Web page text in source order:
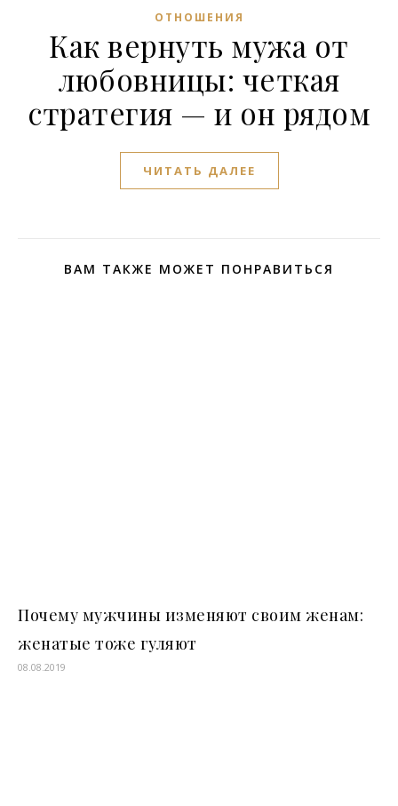
ОТНОШЕНИЯ
Как вернуть мужа от
любовницы: четкая
стратегия — и он рядом
ЧИТАТЬ ДАЛЕЕ
ВАМ ТАКЖЕ МОЖЕТ ПОНРАВИТЬСЯ
Почему мужчины изменяют своим женам:
женатые тоже гуляют
08.08.2019